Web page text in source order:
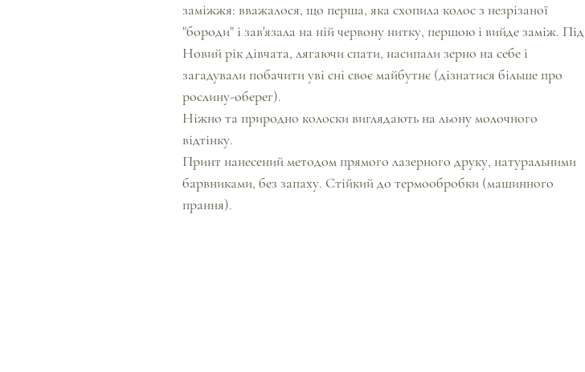
заміжжя: вважалося, що перша, яка схопила колос з незрізаної
"бороди" і зав'язала на ній червону нитку, першою і вийде заміж. Під
Новий рік дівчата, лягаючи спати, насипали зерно на себе і
загадували побачити уві сні своє майбутнє (дізнатися більше про
рослину-оберег).
Ніжно та природно колоски виглядають на льону молочного
відтінку.
Принт нанесений методом прямого лазерного друку, натуральними
барвниками, без запаху. Стійкий до термообробки (машинного
прання).